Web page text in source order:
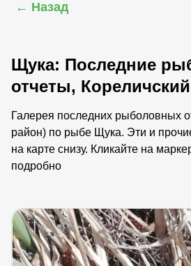
← Назад
Щука: Последние
отчеты,
Галерея последних рыболовных
район) по рыбе Щука. Эти и
на карте снизу. Кликайте на
подробно